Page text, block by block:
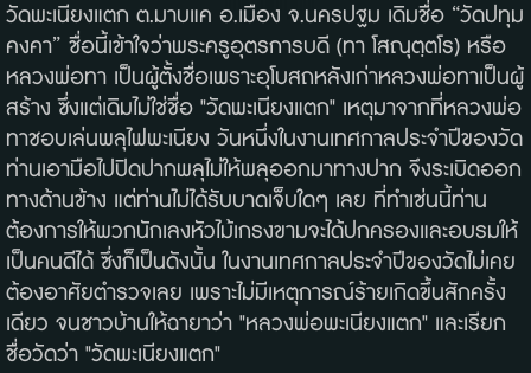
วัดพะเนียงแตก ต.มาบแค อ.เมือง จ.นครปฐม เดิมชื่อ “วัดปทุม
คงคา” ชื่อนี้เข้าใจว่าพระครูอุตรการบดี (ทา โสณุตฺตโร) หรือ
หลวงพ่อทา เป็นผู้ตั้งชื่อเพราะอุโบสถหลังเก่าหลวงพ่อทาเป็นผู้
สร้าง ซึ่งแต่เดิมไม่ใช่ชื่อ "วัดพะเนียงแตก" เหตุมาจากที่หลวงพ่อ
ทาชอบเล่นพลุไฟพะเนียง วันหนึ่งในงานเทศกาลประจำปีของวัด
ท่านเอามือไปปิดปากพลุไม่ให้พลุออกมาทางปาก จึงระเบิดออก
ทางด้านข้าง แต่ท่านไม่ได้รับบาดเจ็บใดๆ เลย ที่ทำเช่นนี้ท่าน
ต้องการให้พวกนักเลงหัวไม้เกรงขามจะได้ปกครองและอบรมให้
เป็นคนดีได้ ซึ่งก็เป็นดังนั้น ในงานเทศกาลประจำปีของวัดไม่เคย
ต้องอาศัยตำรวจเลย เพราะไม่มีเหตุการณ์ร้ายเกิดขึ้นสักครั้ง
เดียว จนชาวบ้านให้ฉายาว่า "หลวงพ่อพะเนียงแตก" และเรียก
ชื่อวัดว่า "วัดพะเนียงแตก"